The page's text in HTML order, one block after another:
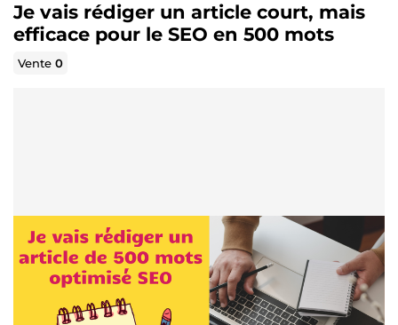
Je vais rédiger un article court, mais
efficace pour le SEO en 500 mots
Vente0